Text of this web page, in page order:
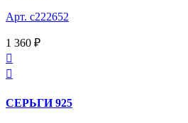
Арт. с222652
1 360 ₽


СЕРЬГИ 925